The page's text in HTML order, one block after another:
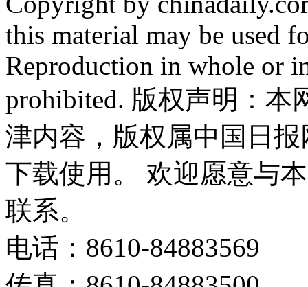
this material may be used
Reproduction in whole or
prohibited. 版权声明：
津内容，版权属中国日
下载使用。 欢迎愿意与
联系。
电话：8610-84883569